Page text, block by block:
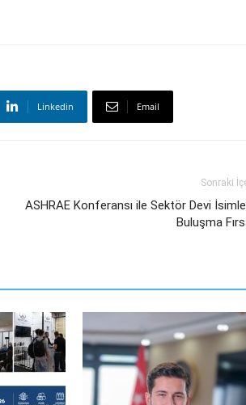
Linkedin Email
Sonraki
ASHRAE Konferansı ile Sektör Devi
Buluşma